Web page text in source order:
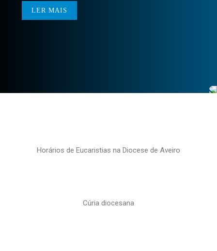
LER MAIS
Horários de Eucaristias na Diocese de Aveiro
Cúria diocesana